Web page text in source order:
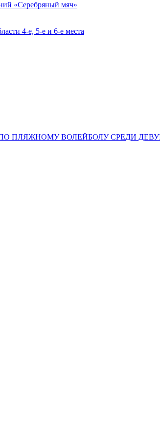
«Серебряный мяч»
4-е, 5-е и 6-е места
ПЛЯЖНОМУ ВОЛЕЙБОЛУ СРЕДИ